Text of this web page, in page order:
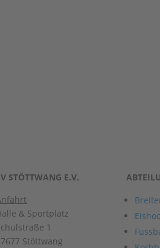
STÖTTWANG E.V.
& Sportplatz
1
Stöttwang